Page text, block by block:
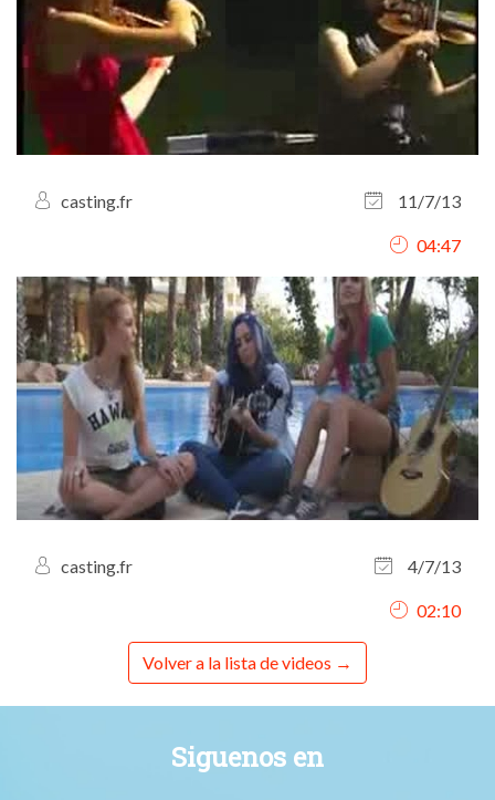
casting.fr 11/7/13
04:47
casting.fr 4/7/13
02:10
Volver a la lista de videos
Siguenos en